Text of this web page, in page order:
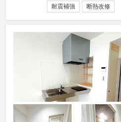
耐震補強 断熱改修